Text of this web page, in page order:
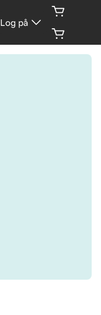
Log på